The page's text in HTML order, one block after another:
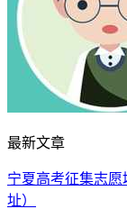
最新文章
宁夏高考征集志
址）